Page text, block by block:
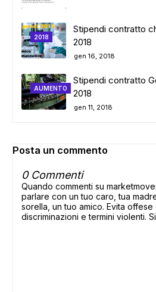
2018
Stipendi contratto
2018
gen 16, 2018
AUMENTO
Stipendi contratto
2018
gen 11, 2018
Posta un commento
0 Commenti
Quando commenti su
parlare con un tuo caro, tua
sorella, un tuo amico. Evita offese
discriminazioni e termini violenti.